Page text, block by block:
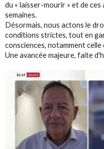
du « laisser-mourir » et de
semaines.
Désormais, nous actons le
conditions strictes, tout en
consciences, notamment celle
Une avancée majeure, faite